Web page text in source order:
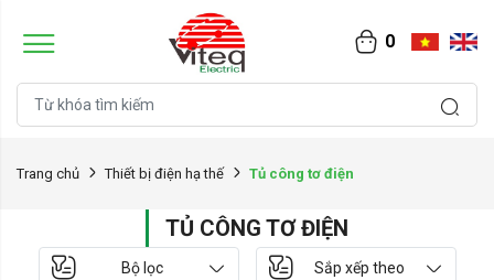
0
Trang chủ Thiết bị điện hạ thế Tủ công tơ điện
TỦ CÔNG TƠ ĐIỆN
Bộ lọc Sắp xếp theo